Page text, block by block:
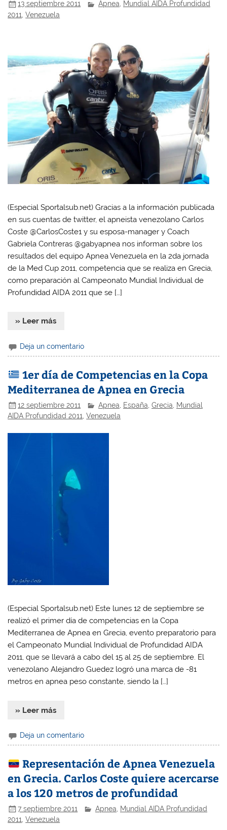
13 septiembre 2011 Apnea, Mundial AIDA Profundidad
2011 ,Venezuela
(Especial Sportalsub.net) Gracias a la información publicada
en sus cuentas de twitter, el apneista venezolano Carlos
Coste @CarlosCoste1 y su esposa-manager y Coach
Gabriela Contreras @gabyapnea nos informan sobre los
resultados del equipo Apnea Venezuela en la 2da jornada
de la Med Cup 2011, competencia que se realiza en Grecia,
como preparación al Campeonato Mundial Individual de
Profundidad AIDA 2011 que se […]
» Leer más
Deja un comentario
1er día de Competencias en la Copa
Mediterranea de Apnea en Grecia
12 septiembre 2011 Apnea España ,Grecia Mundial
AIDA Profundidad 2011 ,Venezuela
(Especial Sportalsub.net) Este lunes 12 de septiembre se
realizó el primer día de competencias en la Copa
Mediterranea de Apnea en Grecia, evento preparatorio para
el Campeonato Mundial Individual de Profundidad AIDA
2011, que se llevará a cabo del 15 al 25 de septiembre. El
venezolano Alejandro Guedez logró una marca de -81
metros en apnea peso constante, siendo la […]
» Leer más
Deja un comentario
Representación de Apnea Venezuela
en Grecia. Carlos Coste quiere acercarse
a los 120 metros de profundidad
7 septiembre 2011 Apnea
Mundial AIDA Profundidad
2011,Venezuela